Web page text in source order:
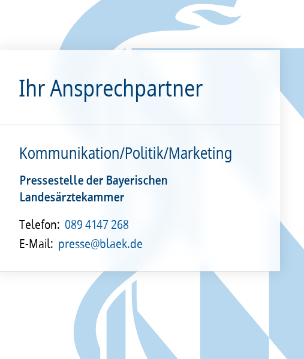
Ihr Ansprechpartner
Kommunikation/Politik/Marketing
Pressestelle der Bayerischen
Landesärztekammer
Telefon: 089 4147 268
E-Mail: presse@blaek.de